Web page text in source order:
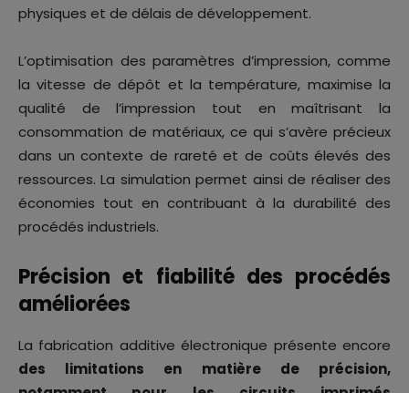
physiques et de délais de développement.
L’optimisation des paramètres d’impression, comme
la vitesse de dépôt et la température, maximise la
qualité de l’impression tout en maîtrisant la
consommation de matériaux, ce qui s’avère précieux
dans un contexte de rareté et de coûts élevés des
ressources. La simulation permet ainsi de réaliser des
économies tout en contribuant à la durabilité des
procédés industriels.
Précision et fiabilité des procédés
améliorées
La fabrication additive électronique présente encore
des limitations en matière de précision,